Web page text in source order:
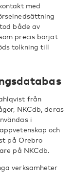
med
både av
precis börjat
tolkning till
från
NKCdb, deras
i
och
på Örebro
på NKCdb.
verksamheter